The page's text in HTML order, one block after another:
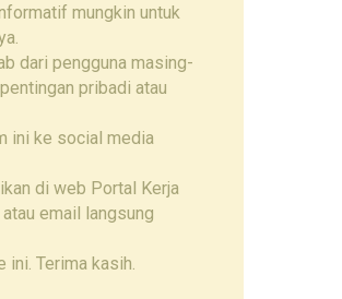
mungkin untuk
dari pengguna masing-
pribadi atau
ini ke social media
di web Portal Kerja
email langsung
ini. Terima kasih.